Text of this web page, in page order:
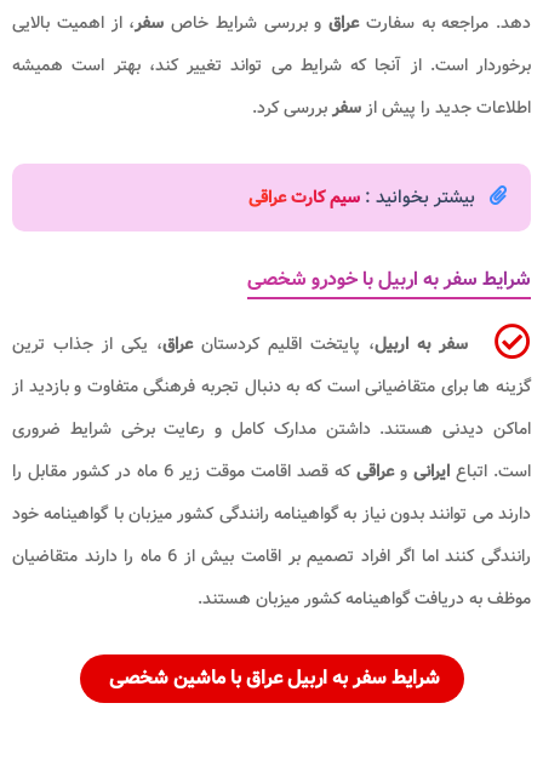
دهد. مراجعه به سفارتعراق و بررسی شرایط خاص سفر، از اهمیت بالایی
برخوردار است. از آنجا که شرایط می تواند تغییر کند، بهتر است همیشه
اطلاعات جدید را پیش ازسفربررسی کرد.
بیشتر بخوانید : سیم کارت عراقی
شرایط سفر به اربیل با خودرو شخصی
سفر به اربیل، پایتخت اقلیم کردستانعراق، یکی از جذاب ترین
گزینه ها برای متقاضیانی است که به دنبال تجربه فرهنگی متفاوت و بازدید از
اماکن دیدنی هستند. داشتن مدارک کامل و رعایت برخی شرایط ضروری
است. اتباع ایرانی وعراقی
که قصد اقامت موقت زیر 6 ماه در کشور مقابل را
دارند می توانند بدون نیاز به گواهینامه رانندگی کشور میزبان با گواهینامه خود
رانندگی کنند اما اگر افراد تصمیم بر اقامت بیش از 6 ماه را دارند متقاضیان
موظف به دریافت گواهینامه کشور میزبان هستند.
شرایط سفر به اربیل عراق با ماشین شخصی